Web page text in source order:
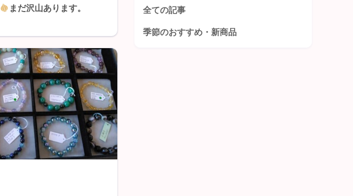
まだ沢山あります。 全ての記事
季節のおすすめ・新商品